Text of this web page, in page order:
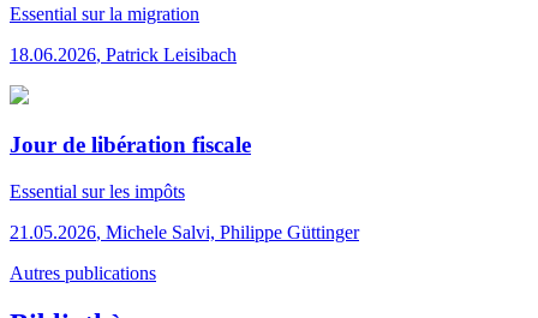
Essential sur la migration
18.06.2026, Patrick Leisibach
Jour de libération fiscale
Essential sur les impôts
21.05.2026, Michele Salvi, Philippe Güttinger
Autres publications